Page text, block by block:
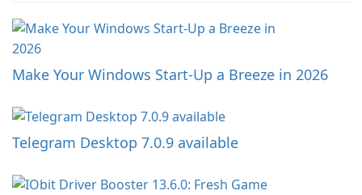
Make Your Windows Start-Up a Breeze in 2026
Telegram Desktop 7.0.9 available